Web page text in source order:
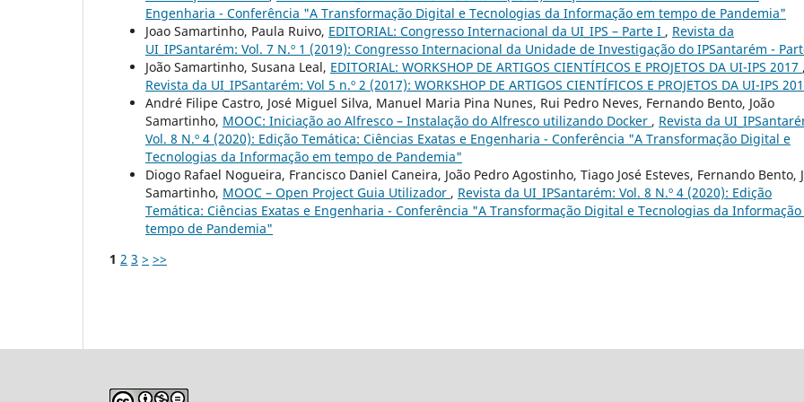
Engenharia - Conferência "A Transformação Digital e Tecnologias da Informação em tempo de Pandemia"
Joao Samartinho, Paula Ruivo, EDITORIAL: Congresso Internacional da UI_IPS – Parte I , Revista da
UI_IPSantarém: Vol. 7 N.º 1 (2019): Congresso Internacional da Unidade de Investigação do IPSantarém -
João Samartinho, Susana Leal, EDITORIAL: WORKSHOP DE ARTIGOS CIENTÍFICOS E PROJETOS DA UI-IPS 2017 ,
Revista da UI_IPSantarém: Vol 5 n.º 2 (2017): WORKSHOP DE ARTIGOS CIENTÍFICOS E PROJETOS DA UI-IPS
André Filipe Castro, José Miguel Silva, Manuel Maria Pina Nunes, Rui Pedro Neves, Fernando Bento, João
Samartinho, MOOC: Iniciação ao Alfresco – Instalação do Alfresco utilizando Docker , Revista da
Vol. 8 N.º 4 (2020): Edição Temática: Ciências Exatas e Engenharia - Conferência "A Transformação Digital e
Tecnologias da Informação em tempo de Pandemia"
Diogo Rafael Nogueira, Francisco Daniel Caneira, João Pedro Agostinho, Tiago José Esteves, Fernando Bento,
Samartinho, MOOC – Open Project Guia Utilizador , Revista da UI_IPSantarém: Vol. 8 N.º 4 (2020): Edição
Temática: Ciências Exatas e Engenharia - Conferência "A Transformação Digital e Tecnologias da Informação
tempo de Pandemia"
1 2 3 > >>